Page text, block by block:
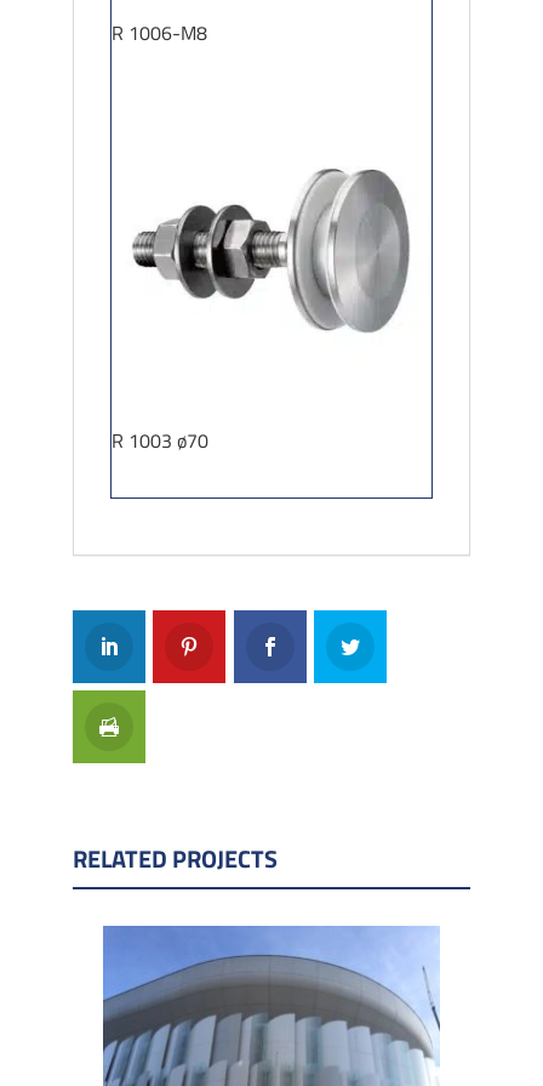
R 1006-M8
R 1003 ø70
RELATED PROJECTS